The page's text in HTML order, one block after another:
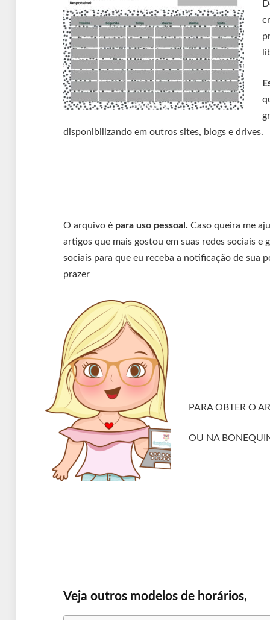
disponibilizando em outros sites, blogs e drives.
O arquivo é para uso pessoal. Caso queira me
artigos que mais gostou em suas redes sociais
sociais para que eu receba a notificação de sua
prazer
PARA OBTER O
OU NA
Veja outros modelos de horários,